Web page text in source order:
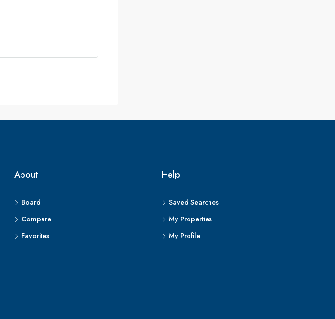
About
Board
Compare
Favorites
Help
Saved Searches
My Properties
My Profile